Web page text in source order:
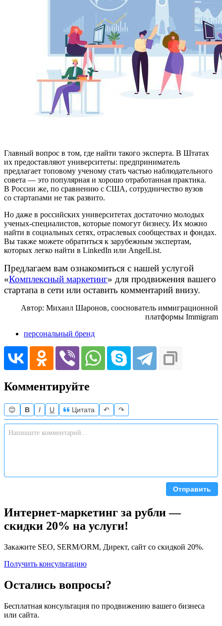
Главный вопрос в том, где найти такого эксперта. В Штатах
их предоставляют университеты: предприниматель
предлагает топовому ученому стать частью наблюдательного
совета — это популярная и хорошо отработанная практика.
В России же, по сравнению с США, сотрудничество вузов
со стартапами не так развито.
Но даже в российских университетах достаточно молодых
ученых-специалистов, которые помогут бизнесу. Их можно
найти в социальных сетях, отраслевых сообществах и фондах.
Вы также можете обратиться к зарубежным экспертам,
которых легко найти в LinkedIn или AngelList.
Предлагаем вам ознакомиться с нашей услугой
«Комплексный маркетинг» для продвижения вашего
стартапа в сети или оставить комментарий внизу.
Автор: Михаил Шаронов, сооснователь иммиграционной
платформы Immigram
персональный бренд
Комментируйте
😊 B I U Цитата ↶ ↷
Отправить
Интернет-маркетинг за рубли —
скидки 20% на услуги!
Закажите SEO, SERM/ORM, Директ, сайт со скидкой 20%.
Получить консультацию
Остались вопросы?
Бесплатная консультация по продвижению вашего бизнеса
или сайта.